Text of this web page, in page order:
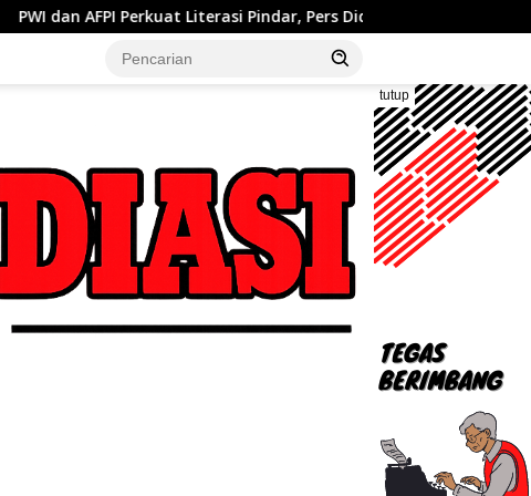
Literasi Pindar, Pers Didorong Jadi Garda Terdepan Edukasi Publik
tutup